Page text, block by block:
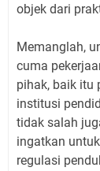
objek dari
Memanglah,
cuma
pihak, baik itu
institusi
tidak salah
ingatkan
regulasi